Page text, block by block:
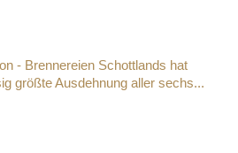
- Brennereien Schottlands hat
größte Ausdehnung aller sechs...